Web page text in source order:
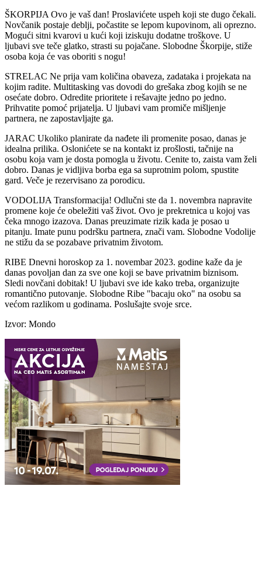
ŠKORPIJA Ovo je vaš dan! Proslavićete uspeh koji ste dugo čekali.
Novčanik postaje deblji, počastite se lepom kupovinom, ali oprezno.
Mogući sitni kvarovi u kući koji iziskuju dodatne troškove. U
ljubavi sve teče glatko, strasti su pojačane. Slobodne Škorpije, stiže
osoba koja će vas oboriti s nogu!
STRELAC Ne prija vam količina obaveza, zadataka i projekata na
kojim radite. Multitasking vas dovodi do grešaka zbog kojih se ne
osećate dobro. Odredite prioritete i rešavajte jedno po jedno.
Prihvatite pomoć prijatelja. U ljubavi vam promiče mišljenje
partnera, ne zapostavljajte ga.
JARAC Ukoliko planirate da nađete ili promenite posao, danas je
idealna prilika. Oslonićete se na kontakt iz prošlosti, tačnije na
osobu koja vam je dosta pomogla u životu. Cenite to, zaista vam želi
dobro. Danas je vidljiva borba ega sa suprotnim polom, spustite
gard. Veče je rezervisano za porodicu.
VODOLIJA Transformacija! Odlučni ste da 1. novembra napravite
promene koje će obeležiti vaš život. Ovo je prekretnica u kojoj vas
čeka mnogo izazova. Danas preuzimate rizik kada je posao u
pitanju. Imate punu podršku partnera, znači vam. Slobodne Vodolije
ne stižu da se pozabave privatnim životom.
RIBE Dnevni horoskop za 1. novembar 2023. godine kaže da je
danas povoljan dan za sve one koji se bave privatnim biznisom.
Sledi novčani dobitak! U ljubavi sve ide kako treba, organizujte
romantično putovanje. Slobodne Ribe "bacaju oko" na osobu sa
većom razlikom u godinama. Poslušajte svoje srce.
Izvor: Mondo